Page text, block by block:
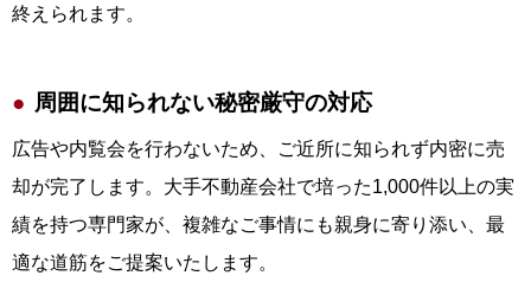
終えられます。
周囲に知られない秘密厳守の対応
広告や内覧会を行わないため、ご近所に知られず内密に売
却が完了します。大手不動産会社で培った1,000件以上の実
績を持つ専門家が、複雑なご事情にも親身に寄り添い、最
適な道筋をご提案いたします。